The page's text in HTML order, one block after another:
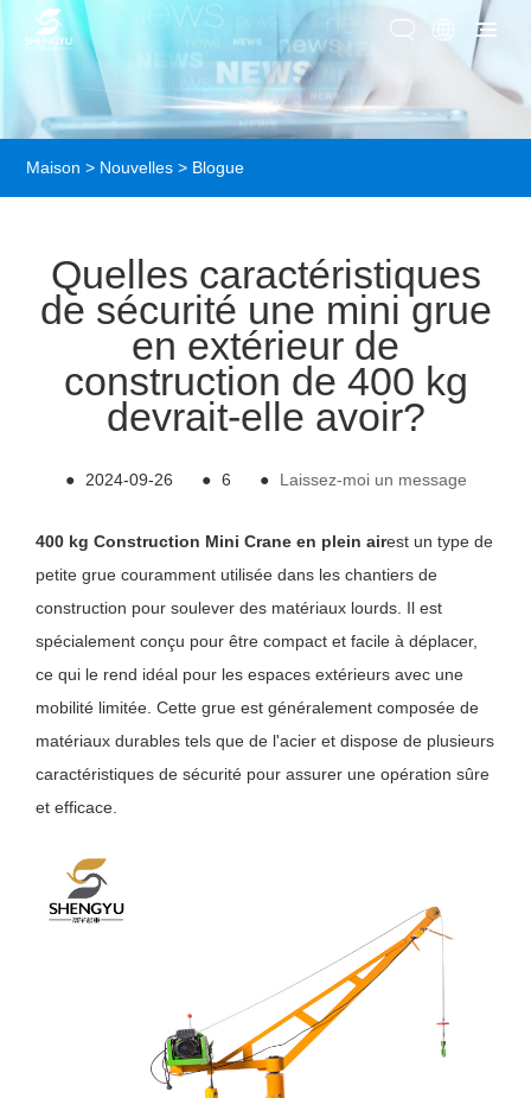
Maison > Nouvelles > Blogue
Quelles caractéristiques
de sécurité une mini grue
en extérieur de
construction de 400 kg
devrait-elle avoir?
● 2024-09-26 ● 6 ● Laissez-moi un message
400 kg Construction Mini Crane en plein airest un type de
petite grue couramment utilisée dans les chantiers de
construction pour soulever des matériaux lourds. Il est
spécialement conçu pour être compact et facile à déplacer,
ce qui le rend idéal pour les espaces extérieurs avec une
mobilité limitée. Cette grue est généralement composée de
matériaux durables tels que de l'acier et dispose de plusieurs
caractéristiques de sécurité pour assurer une opération sûre
et efficace.